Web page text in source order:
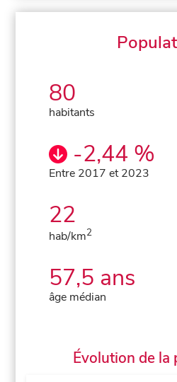
80
habitants
-2,44 %
Entre 2017 et 2023
22
hab/km2
57,5 ans
âge médian
Évolution de la